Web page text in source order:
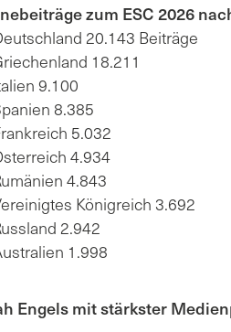
zum ESC 2026
20.143 Beiträge
18.211
9.100
8.385
5.032
4.934
4.843
Königreich 3.692
2.942
1.998
Engels mit stärkster